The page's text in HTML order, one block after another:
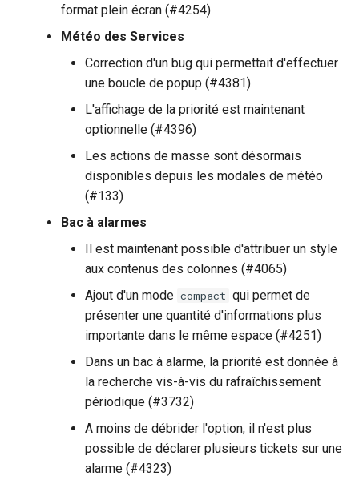
format plein écran (#4254)
Météo des Services
Correction d'un bug qui permettait d'effectuer
une boucle de popup (#4381)
L'affichage de la priorité est maintenant
optionnelle (#4396)
Les actions de masse sont désormais
disponibles depuis les modales de météo
(#133)
Bac à alarmes
Il est maintenant possible d'attribuer un style
aux contenus des colonnes (#4065)
Ajout d'un mode compact qui permet de
présenter une quantité d'informations plus
importante dans le même espace (#4251)
Dans un bac à alarme, la priorité est donnée à
la recherche vis-à-vis du rafraîchissement
périodique (#3732)
A moins de débrider l'option, il n'est plus
possible de déclarer plusieurs tickets sur une
alarme (#4323)